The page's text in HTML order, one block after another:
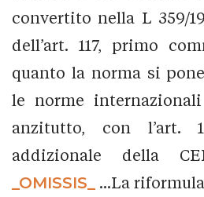
convertito nella L 359/
dell’art. 117, primo
quanto la norma si
le norme
anzitutto, con l’art.
addizionale della
_OMISSIS_
...La